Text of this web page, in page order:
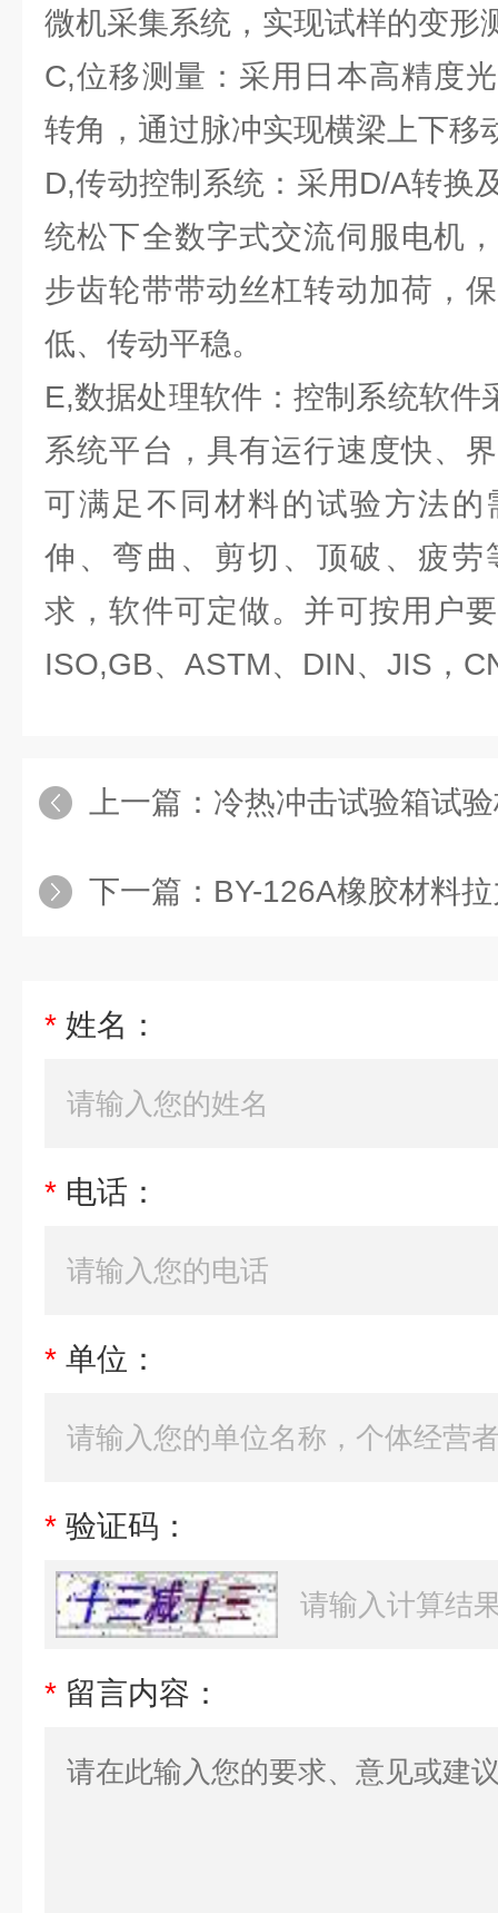
微机采集系统，实现试样的变形
C,位移测量：采用日本高精度
转角，通过脉冲实现横梁上下移
D,传动控制系统：采用D/A转换
统松下全数字式交流伺服电机
步齿轮带带动丝杠转动加荷，
低、传动平稳。
E,数据处理软件：控制系统软件
系统平台，具有运行速度快、
可满足不同材料的试验方法的
伸、弯曲、剪切、顶破、疲劳
求，软件可定做。并可按用户
ISO,GB、ASTM、DIN、JIS，
上一篇： 冷热冲击试验箱试
下一篇： BY-126A橡胶材料
* 姓名：
* 电话：
* 单位：
* 验证码：
* 留言内容：